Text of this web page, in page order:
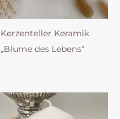
Kerzenteller Keramik
„Blume des Lebens“